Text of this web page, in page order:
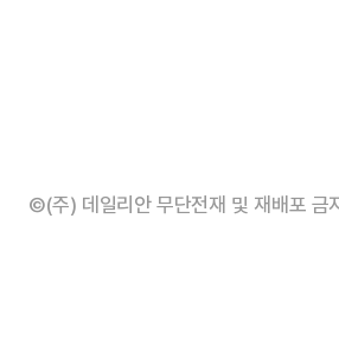
©(주) 데일리안 무단전재 및 재배포 금